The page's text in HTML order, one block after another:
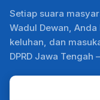
Setiap suara
Wadul Dewan,
keluhan, dan
DPRD Jawa